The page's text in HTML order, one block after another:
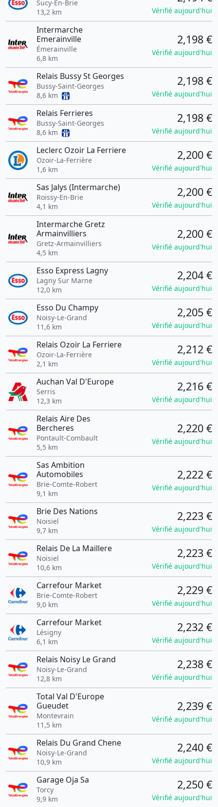
Sucy-En-Brie
13,2 km
Vérifié aujourd'hui
Intermarche
Emerainville
Émerainville
6,8 km
2,198 €
Vérifié aujourd'hui
Relais Bussy St Georges
Bussy-Saint-Georges
8,6 km
2,198 €
Vérifié aujourd'hui
Relais Ferrieres
Bussy-Saint-Georges
8,6 km
2,198 €
Vérifié aujourd'hui
Leclerc Ozoir La Ferriere
Ozoir-La-Ferrière
1,6 km
2,200 €
Vérifié aujourd'hui
Sas Jalys (Intermarche)
Roissy-En-Brie
4,1 km
2,200 €
Vérifié aujourd'hui
Intermarche Gretz
Armainvilliers
Gretz-Armainvilliers
4,5 km
2,200 €
Vérifié aujourd'hui
Esso Express Lagny
Lagny Sur Marne
12,0 km
2,204 €
Vérifié aujourd'hui
Esso Du Champy
Noisy-Le-Grand
11,6 km
2,205 €
Vérifié aujourd'hui
Relais Ozoir La Ferriere
Ozoir-La-Ferrière
2,1 km
2,212 €
Vérifié aujourd'hui
Auchan Val D'Europe
Serris
12,3 km
2,216 €
Vérifié aujourd'hui
Relais Aire Des
Bercheres
Pontault-Combault
5,5 km
2,220 €
Vérifié aujourd'hui
Sas Ambition
Automobiles
Brie-Comte-Robert
9,1 km
2,222 €
Vérifié aujourd'hui
Brie Des Nations
Noisiel
9,7 km
2,223 €
Vérifié aujourd'hui
Relais De La Maillere
Noisiel
10,6 km
2,223 €
Vérifié aujourd'hui
Carrefour Market
Brie-Comte-Robert
9,0 km
2,229 €
Vérifié aujourd'hui
Carrefour Market
Lésigny
6,1 km
2,232 €
Vérifié aujourd'hui
Relais Noisy Le Grand
Noisy-Le-Grand
12,8 km
2,238 €
Vérifié aujourd'hui
Total Val D'Europe
Gueudet
Montevrain
11,5 km
2,239 €
Vérifié aujourd'hui
Relais Du Grand Chene
Noisy-Le-Grand
10,9 km
2,240 €
Vérifié aujourd'hui
Garage Oja Sa
Torcy
9,9 km
2,250 €
Vérifié aujourd'hui